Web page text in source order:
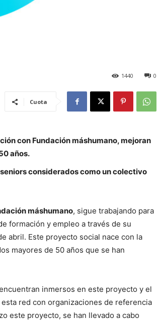
0
1440
Cuota
con Fundación máshumano, mejoran
años.
considerados como un colectivo
máshumano, sigue trabajando para
formación y empleo a través de su
abril. Este proyecto social nace con la
mayores de 50 años que se han
inmersos en este proyecto y el
red con organizaciones de referencia
este proyecto, se han llevado a cabo